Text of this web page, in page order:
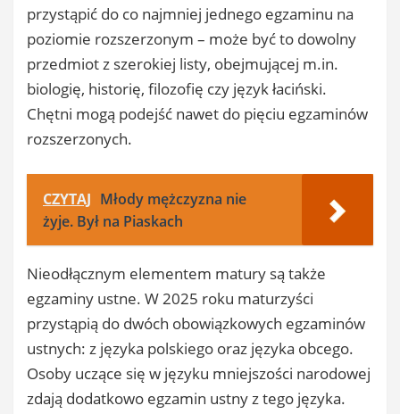
przystąpić do co najmniej jednego egzaminu na
poziomie rozszerzonym – może być to dowolny
przedmiot z szerokiej listy, obejmującej m.in.
biologię, historię, filozofię czy język łaciński.
Chętni mogą podejść nawet do pięciu egzaminów
rozszerzonych.
CZYTAJ Młody mężczyzna nie
żyje. Był na Piaskach
Nieodłącznym elementem matury są także
egzaminy ustne. W 2025 roku maturzyści
przystąpią do dwóch obowiązkowych egzaminów
ustnych: z języka polskiego oraz języka obcego.
Osoby uczące się w języku mniejszości narodowej
zdają dodatkowo egzamin ustny z tego języka.